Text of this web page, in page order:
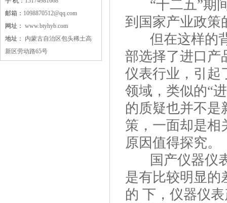
邮箱： 1098870512@qq.com
网址： www.btyhyb.com
地址： 内蒙古自治区包头稀土高
新区劳动路65号
“十二五”期间
到国家产业政策
但在这样的背
部选择了进口产
仪表行业，引起
领域，类似的“
的质疑也并不是
策，一面却是相
原因值得探究。
国产仪器仪表
是有比较明显的
的 下，仪器仪